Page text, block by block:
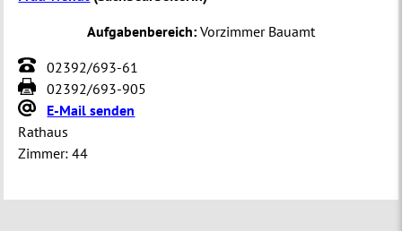
Aufgabenbereich: Vorzimmer Bauamt
02392/693-61
02392/693-905
E-Mail senden
Rathaus
Zimmer: 44